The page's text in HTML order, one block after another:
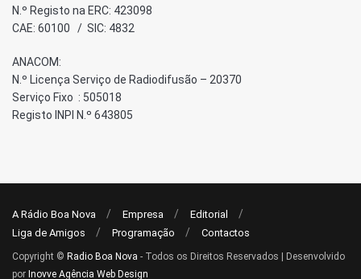
N.º Registo na ERC: 423098
CAE: 60100 / SIC: 4832
ANACOM:
N.º Licença Serviço de Radiodifusão – 20370
Serviço Fixo : 505018
Registo INPI N.º 643805
A Rádio Boa Nova Empresa
Editorial
Liga de Amigos
Programação Contactos
Copyright © Radio Boa Nova - Todos os Direitos Reservados | Desenvolvido
por Inovve Agência Web Design